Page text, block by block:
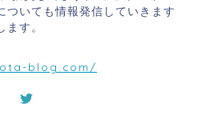
ついても情報発信していきます
ます。
blog.com/